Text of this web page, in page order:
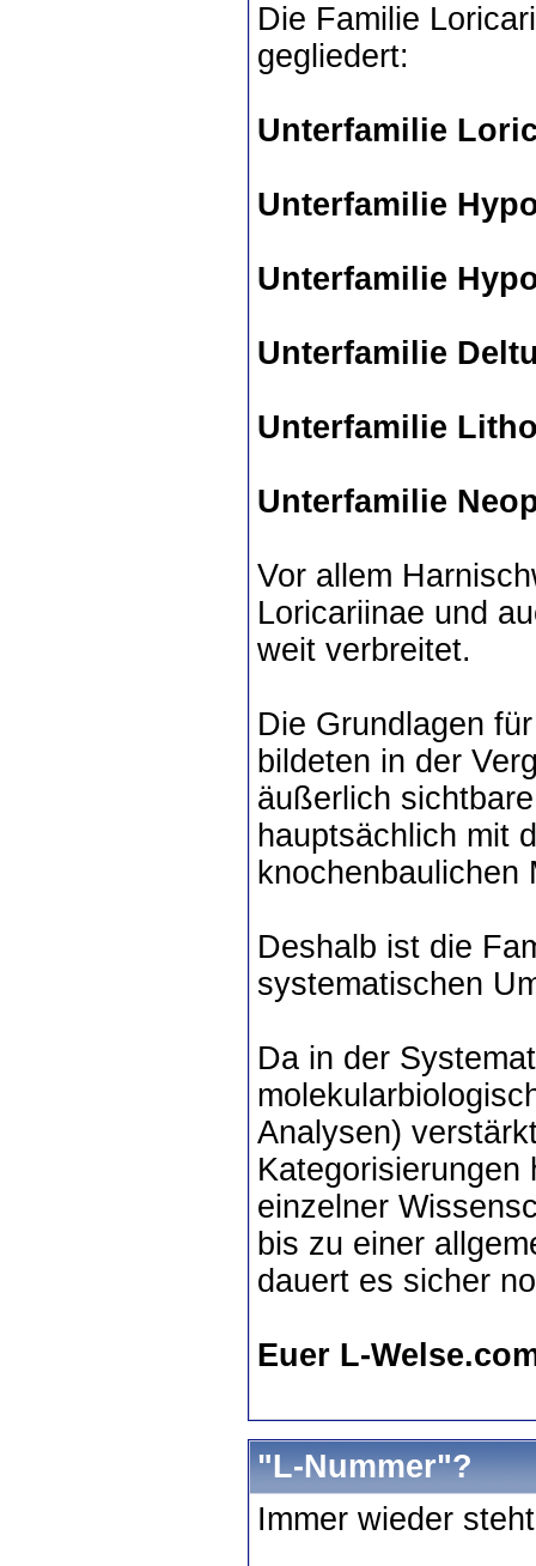
Die Familie
gegliedert:
Unterfamilie
Unterfamilie
Unterfamilie
Unterfamilie
Unterfamilie
Unterfamilie
Vor allem
Loricariinae und
weit verbreitet.
Die Grundlagen
bildeten in der
äußerlich
hauptsächlich mit
knochenbaulichen
Deshalb ist die
systematischen
Da in der
Analysen)
Kategorisierungen
einzelner
bis zu einer
dauert es sicher
Euer L-
"L-Nummer"?
Immer wieder